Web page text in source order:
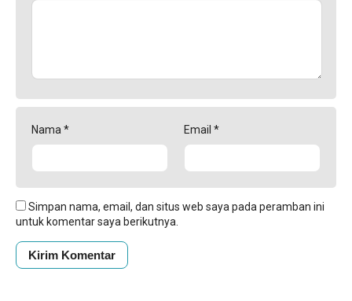
Nama * Email *
Simpan nama, email, dan situs web saya pada peramban ini
untuk komentar saya berikutnya.